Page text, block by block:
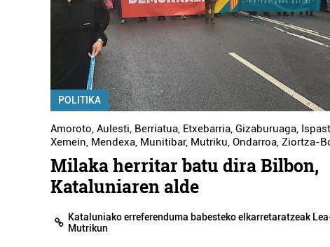
POLITIKA
Amoroto, Aulesti, Berriatua, Etxebarria, Gizaburuaga,
Xemein, Mendexa, Munitibar, Mutriku, Ondarroa, Ziortza-
Milaka herritar batu dira Bilbon,
Kataluniaren alde
Kataluniako erreferenduma babesteko elkarretaratzeak
Mutrikun